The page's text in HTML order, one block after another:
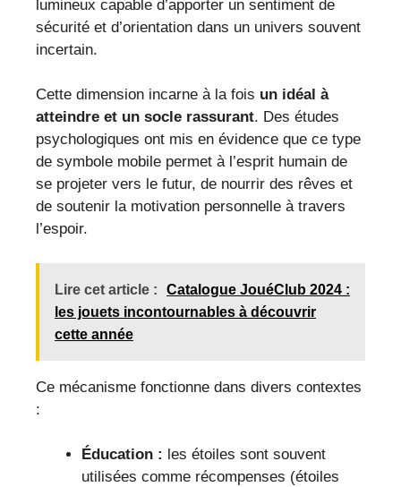
lumineux capable d’apporter un sentiment de
sécurité et d’orientation dans un univers souvent
incertain.
Cette dimension incarne à la fois un idéal à
atteindre et un socle rassurant. Des études
psychologiques ont mis en évidence que ce type
de symbole mobile permet à l’esprit humain de
se projeter vers le futur, de nourrir des rêves et
de soutenir la motivation personnelle à travers
l’espoir.
Lire cet article :
Catalogue JouéClub 2024 :
les jouets incontournables à découvrir
cette année
Ce mécanisme fonctionne dans divers contextes
:
Éducation : les étoiles sont souvent
utilisées comme récompenses (étoiles